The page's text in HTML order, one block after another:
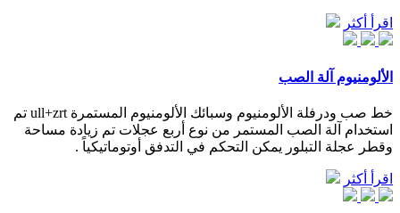
اقرأ أكثر
الألومنيوم آلة الصب
خط صب ودرفلة الألومنيوم وسبائك الألومنيوم المستمرة ull+zrt تم
استخدام آلة الصب المستمر من نوع أربع عجلات تم زيادة مساحة
وقطر عجلة التبلور يمكن التحكم في التدفق أوتوماتيكياً .
اقرأ أكثر